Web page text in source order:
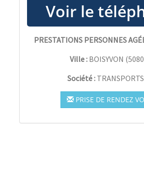
PRESTATIONS PERSONNES
Ville : BOISYVON (
Société :
PRISE DE RENDEZ